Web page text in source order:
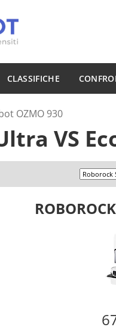
CLASSIFICHE
OZMO 930
VS